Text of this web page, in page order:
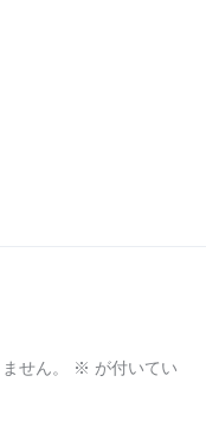
せん。 ※ が付いてい